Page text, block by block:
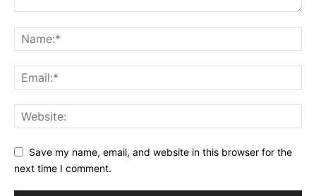
Save my name, email, and website in this browser for the
next time I comment.